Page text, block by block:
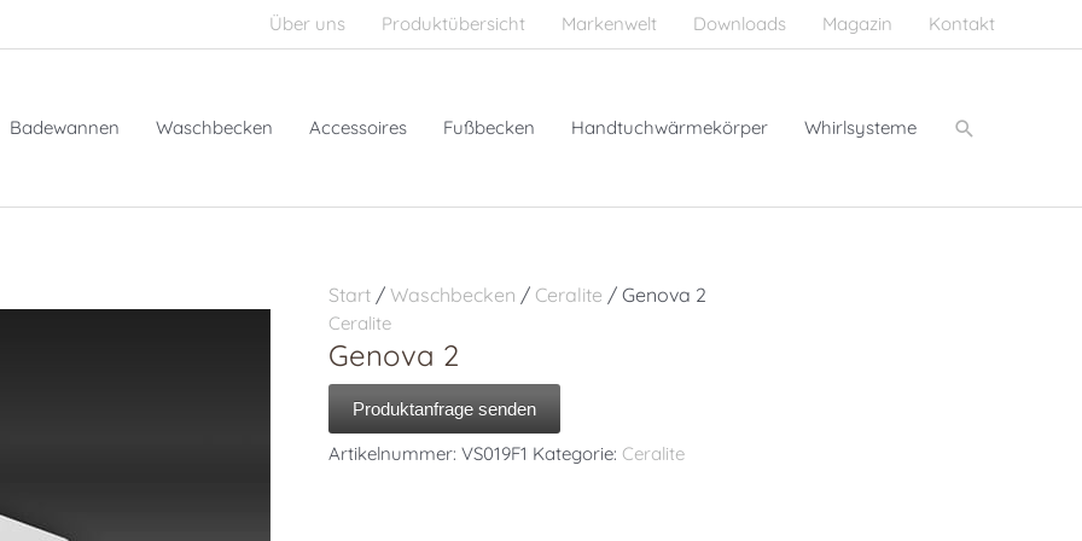
Über uns Produktübersicht Markenwelt Downloads Magazin Kontakt
Badewannen Waschbecken Accessoires Fußbecken Handtuchwärmekörper Whirlsysteme Suchen
Start / Waschbecken / Ceralite / Genova 2
Ceralite
Genova 2
Produktanfrage senden
Artikelnummer: VS019F1 Kategorie: Ceralite